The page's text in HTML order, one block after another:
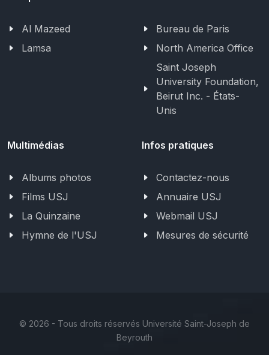
Al Mazeed
Lamsa
Bureau de Paris
North America Office
Saint Joseph
University Foundation,
Beirut Inc. - États-
Unis
Multimédias
Albums photos
Films USJ
La Quinzaine
Hymne de l'USJ
Infos pratiques
Contactez-nous
Annuaire USJ
Webmail USJ
Mesures de sécurité
© 2026 - Tous droits réservés Université Saint-Joseph de
Beyrouth